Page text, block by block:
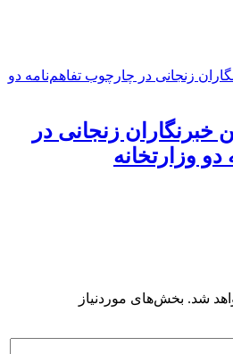
خبرنگاران زنجانی در
وزارتخانه
شد. بخش‌های موردنیاز